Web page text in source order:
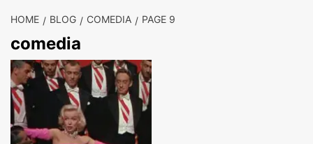
HOME BLOG COMEDIA PAGE 9
comedia